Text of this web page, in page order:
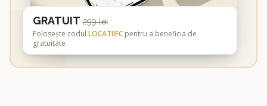
GRATUIT 299 lei
Folosește codul LOCATIIFC pentru a beneficia de
gratuitate